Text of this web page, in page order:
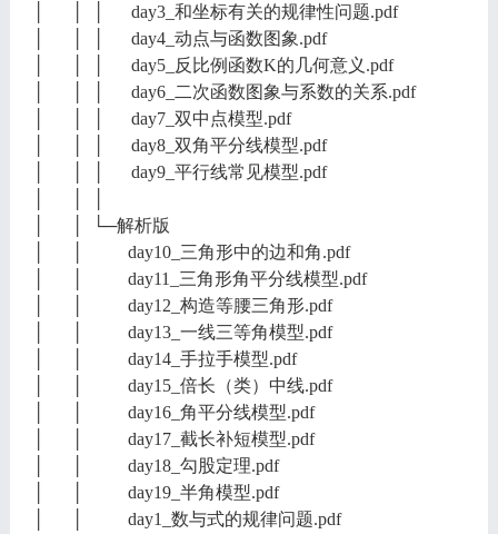
│ │ │ day3_和坐标有关的规律性问题.pdf
│ │ │ day4_动点与函数图象.pdf
│ │ │ day5_反比例函数K的几何意义.pdf
│ │ │ day6_二次函数图象与系数的关系.pdf
│ │ │ day7_双中点模型.pdf
│ │ │ day8_双角平分线模型.pdf
│ │ │ day9_平行线常见模型.pdf
│ │ └─解析版
│ │ day10_三角形中的边和角.pdf
│ │ day11_三角形角平分线模型.pdf
│ │ day12_构造等腰三角形.pdf
│ │ day13_一线三等角模型.pdf
│ │ day14_手拉手模型.pdf
│ │ day15_倍长（类）中线.pdf
│ │ day16_角平分线模型.pdf
│ │ day17_截长补短模型.pdf
│ │ day18_勾股定理.pdf
│ │ day19_半角模型.pdf
│ │ day1_数与式的规律问题.pdf